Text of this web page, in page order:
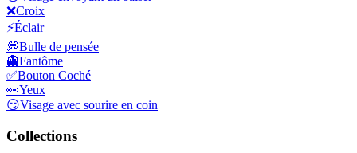
❌Croix
⚡Éclair
💭Bulle de pensée
👻Fantôme
✅Bouton Coché
👀Yeux
😏Visage avec sourire en coin
Collections